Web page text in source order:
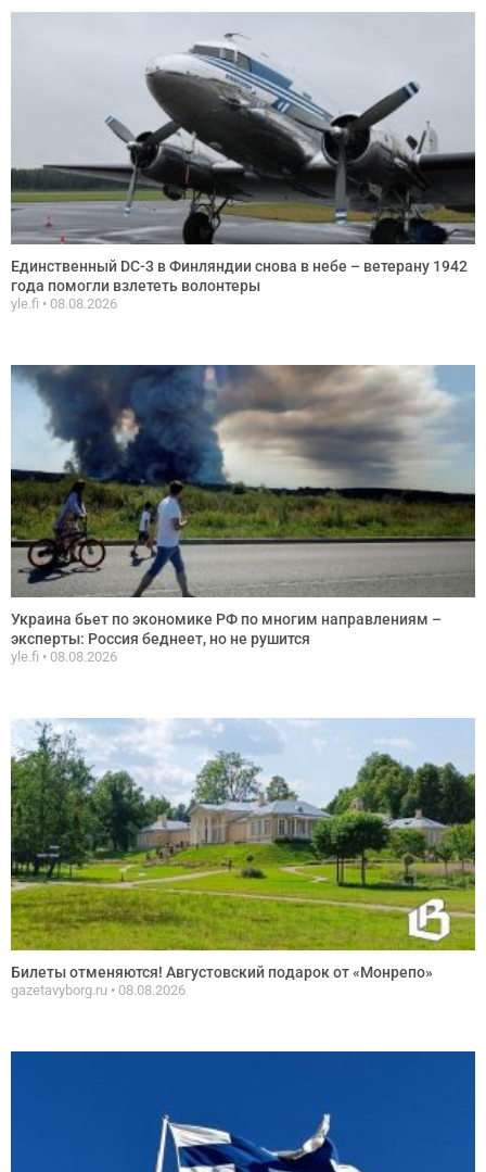
Единственный DC-3 в Финляндии снова в небе – ветерану 1942
года помогли взлететь волонтеры
yle.fi 08.08.2026
Украина бьет по экономике РФ по многим направлениям –
эксперты: Россия беднеет, но не рушится
yle.fi 08.08.2026
Билеты отменяются! Августовский подарок от «Монрепо»
gazetavyborg.ru 08.08.2026